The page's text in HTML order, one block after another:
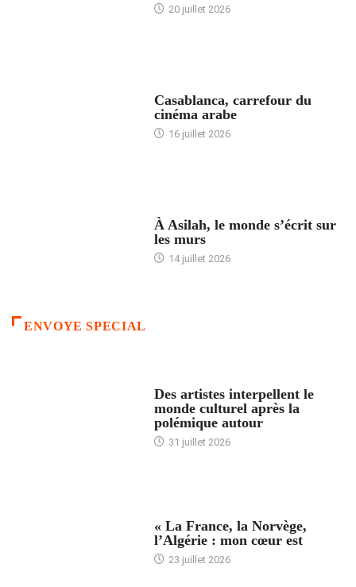
20 juillet 2026
Casablanca, carrefour du
cinéma arabe
16 juillet 2026
À Asilah, le monde s’écrit sur
les murs
14 juillet 2026
ENVOYE SPECIAL
Des artistes interpellent le
monde culturel après la
polémique autour
31 juillet 2026
« La France, la Norvège,
l’Algérie : mon cœur est
23 juillet 2026